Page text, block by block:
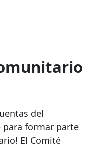
del
para formar parte
El Comité